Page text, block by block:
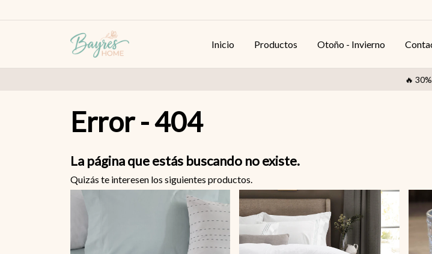
Inicio Productos Otoño - Invierno
🔥 30% OFF
Error - 404
La página que estás buscando no existe.
Quizás te interesen los siguientes productos.